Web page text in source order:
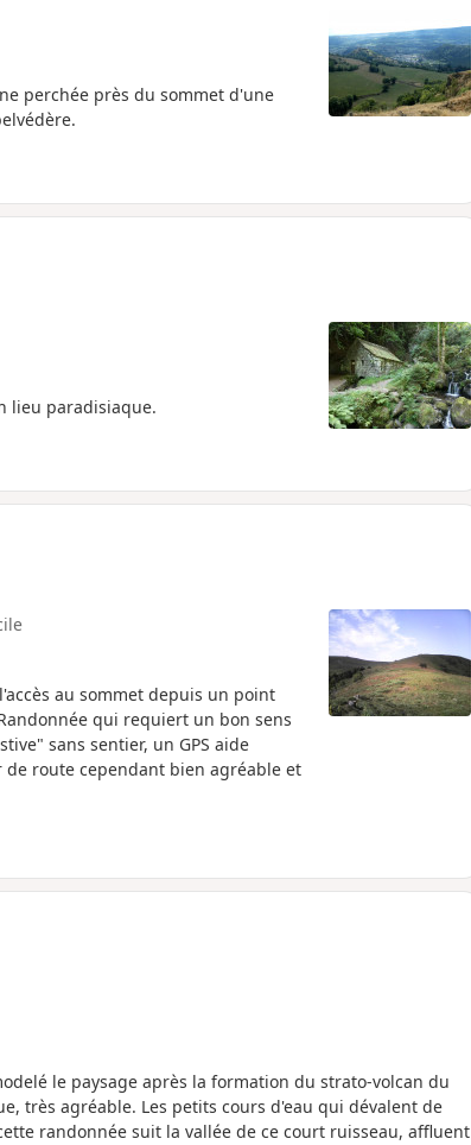
perchée près du sommet d'une
lieu paradisiaque.
au sommet depuis un point
qui requiert un bon sens
sans sentier, un GPS aide
route cependant bien agréable et
le paysage après la formation du strato-volcan du
très agréable. Les petits cours d'eau qui dévalent de
randonnée suit la vallée de ce court ruisseau, affluent